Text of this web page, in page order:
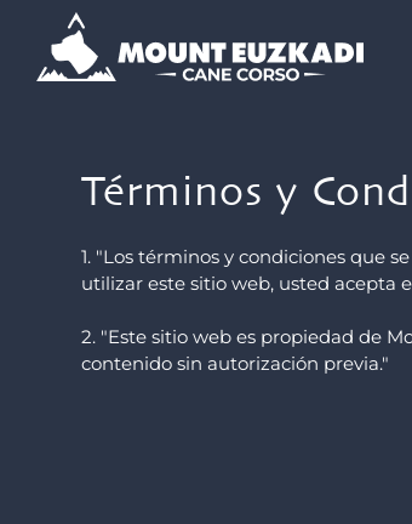
Términos y
1. "Los términos y condiciones que
utilizar este sitio web, usted acepta
2. "Este sitio web es propiedad de
contenido sin autorización previa."